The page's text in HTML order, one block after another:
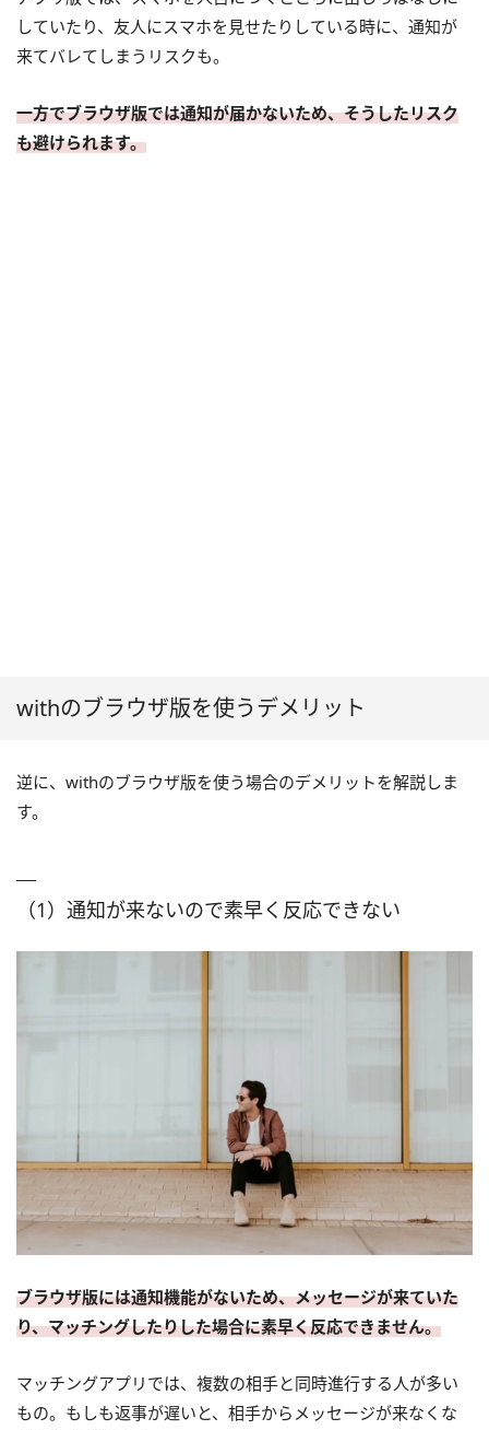
していたり、友人にスマホを見せたりしている時に、通知が
来てバレてしまうリスクも。
一方でブラウザ版では通知が届かないため、そうしたリスク
も避けられます。
withのブラウザ版を使うデメリット
逆に、withのブラウザ版を使う場合のデメリットを解説しま
す。
（1）通知が来ないので素早く反応できない
ブラウザ版には通知機能がないため、メッセージが来ていた
り、マッチングしたりした場合に素早く反応できません。
マッチングアプリでは、複数の相手と同時進行する人が多い
もの。もしも返事が遅いと、相手からメッセージが来なくな